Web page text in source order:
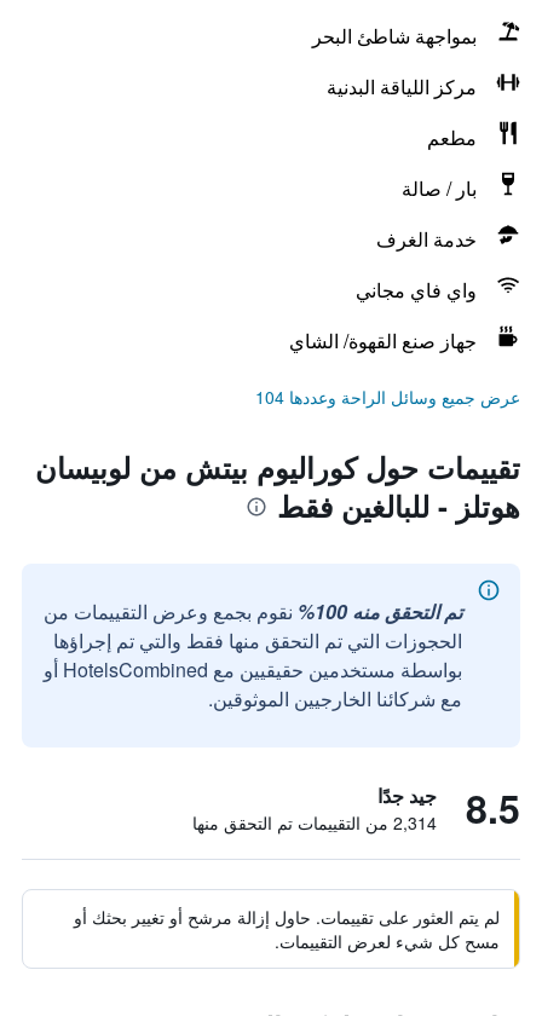
بمواجهة شاطئ البحر
مركز اللياقة البدنية
مطعم
بار / صالة
خدمة الغرف
واي فاي مجاني
جهاز صنع القهوة/ الشاي
عرض جميع وسائل الراحة وعددها 104
تقييمات حول كوراليوم بيتش من لوبيسان
هوتلز - للبالغين فقط
تم التحقق منه 100%
نقوم بجمع وعرض التقييمات من
الحجوزات التي تم التحقق منها فقط والتي تم إجراؤها
بواسطة مستخدمين حقيقيين مع HotelsCombined أو
مع شركائنا الخارجيين الموثوقين.
8.5 جيد جدًا
2,314 من التقييمات تم التحقق منها
لم يتم العثور على تقييمات. حاول إزالة مرشح أو تغيير بحثك أو
مسح كل شيء لعرض التقييمات.